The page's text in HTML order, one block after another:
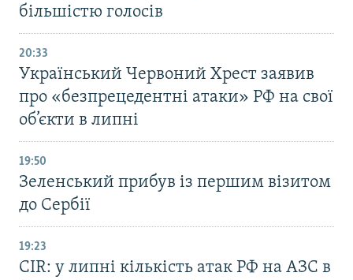
більшістю голосів
20:33
Український Червоний Хрест заявив
про «безпрецедентні атаки» РФ на свої
об’єкти в липні
19:50
Зеленський прибув із першим візитом
до Сербії
19:23
CIR: у липні кількість атак РФ на АЗС в